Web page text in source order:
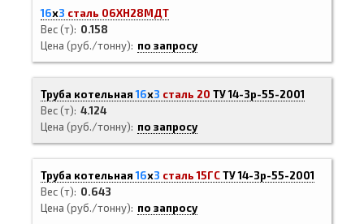
16х3 сталь 06ХН28МДТ
Вес (т)
0.158
Цена (руб./тонну)
по запросу
Труба котельная16х3 сталь 20 ТУ 14-3р-55-2001
Вес (т) 4.124
Цена (руб./тонну)
по запросу
Труба котельная16х3 сталь 15ГСТУ 14-3р-55-2001
Вес (т)
0.643
Цена (руб./тонну)
по запросу